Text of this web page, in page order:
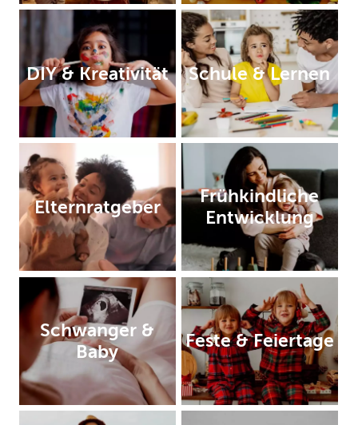
DIY & Kreativität Schule & Lernen
Elternratgeber
Frühkindliche
Entwicklung
Schwanger &
Baby
Feste & Feiertage